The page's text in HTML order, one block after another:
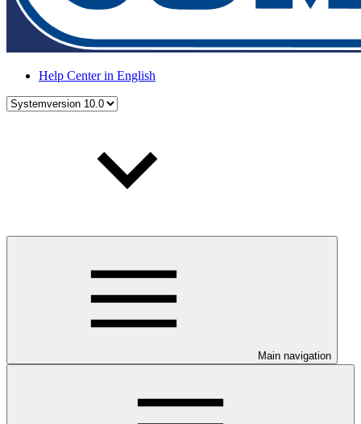
Help Center in English
Main navigation